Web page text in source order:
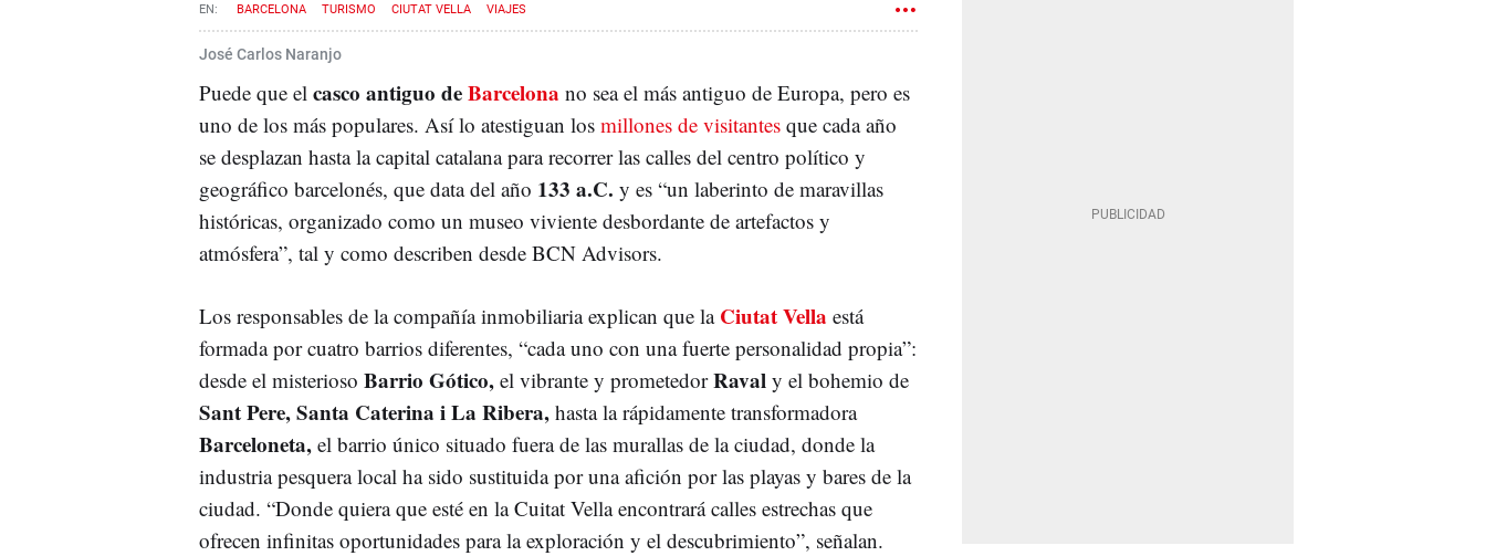
BARCELONA TURISMO CIUTAT VELLA VIAJES
José Carlos Naranjo
Puede que el casco antiguo deBarcelona no sea el más antiguo de Europa, pero es
uno de los más populares. Así lo atestiguan los millones de visitantes que cada año
se desplazan hasta la capital catalana para recorrer las calles del centro político y
geográfico barcelonés, que data del año 133 a.C. y es “un laberinto de maravillas
históricas, organizado como un museo viviente desbordante de artefactos y
atmósfera”, tal y como describen desde BCN Advisors.
Los responsables de la compañía inmobiliaria explican que la Ciutat Vella está
formada por cuatro barrios diferentes, “cada uno con una fuerte personalidad propia”:
desde el misterioso Barrio Gótico, el vibrante y prometedorRaval y el bohemio de
Sant Pere, Santa Caterina i La Ribera, hasta la rápidamente transformadora
Barceloneta, el barrio único situado fuera de las murallas de la ciudad, donde la
industria pesquera local ha sido sustituida por una afición por las playas y bares de la
ciudad. “Donde quiera que esté en la Cuitat Vella encontrará calles estrechas que
ofrecen infinitas oportunidades para la exploración y el descubrimiento”, señalan.